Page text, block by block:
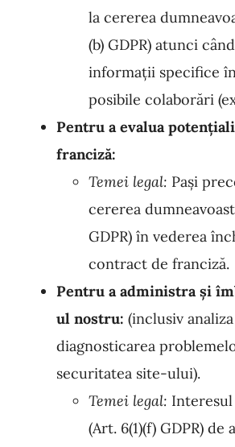
la cererea
(b) GDPR) atunci
informații specifice
posibile colaborări
Pentru a evalua
franciză:
Temei legal: Pași
cererea
GDPR) în vederea
contract de franciză.
Pentru a administra și
ul nostru: (inclusiv
diagnosticarea
securitatea site-ului).
Temei legal:
(Art. 6(1)(f) GDPR) de